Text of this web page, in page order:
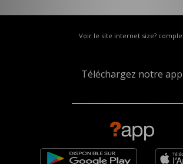
Voir le site internet size?
Téléchargez notre app